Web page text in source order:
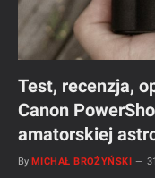
Test, recenzja,
Canon
amatorskiej
By MICHAŁ BROŻYŃSKI